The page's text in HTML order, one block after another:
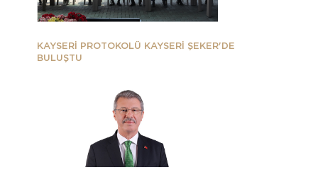
KAYSERİ PROTOKOLÜ KAYSERİ ŞEKER'DE
BULUŞTU